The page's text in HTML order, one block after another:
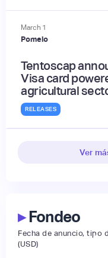
March 1
Pomelo
Tentoscap
Visa card
agricultural
RELEASES
Ver
▸Fondeo
Fecha de anuncio, tipo
(USD)